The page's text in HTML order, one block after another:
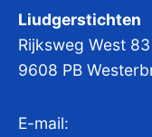
Liudgerstichten
Rijksweg West 83
9608 PB
E-mail: